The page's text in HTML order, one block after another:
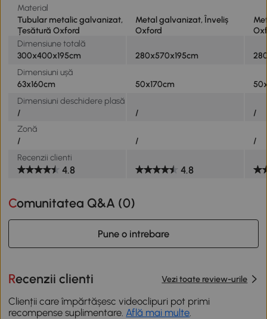
Material
Tubular metalic galvanizat,
Țesătură Oxford
Metal galvanizat, Înveliș
Oxford
Dimensiune totală
300x400x195cm
280x570x195cm
Dimensiuni ușă
63x160cm
50x170cm
Dimensiuni deschidere plasă
/
/
/
Zonă
/
/
/
Recenzii clienti
4.8 4.8
Comunitatea Q&A (0)
Pune o intrebare
Recenzii clienti Vezi toate review-urile
Clienții care împărtășesc videoclipuri pot primi
recompense suplimentare. Află mai multe